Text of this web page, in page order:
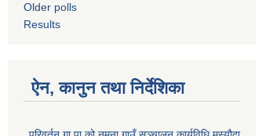
Older polls
Results
ऐन, कानुन तथा निर्देशिका